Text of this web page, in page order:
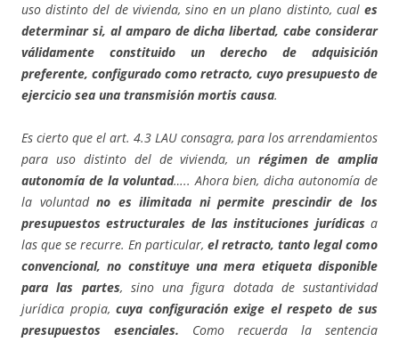
uso distinto del de vivienda, sino en un plano distinto, cual es
determinar si, al amparo de dicha libertad, cabe considerar
válidamente constituido un derecho de adquisición
preferente, configurado como retracto, cuyo presupuesto de
ejercicio sea una transmisión mortis causa.
Es cierto que el art. 4.3 LAU consagra, para los arrendamientos
para uso distinto del de vivienda, unrégimen de amplia
autonomía de la voluntad….. Ahora bien, dicha autonomía de
la voluntadno es ilimitada ni permite prescindir de los
presupuestos estructurales de las instituciones jurídicas a
las que se recurre. En particular, el retracto, tanto legal como
convencional, no constituye una mera etiqueta disponible
para las partes, sino una figura dotada de sustantividad
jurídica propia, cuya configuración exige el respeto de sus
presupuestos esenciales. Como recuerda la sentencia